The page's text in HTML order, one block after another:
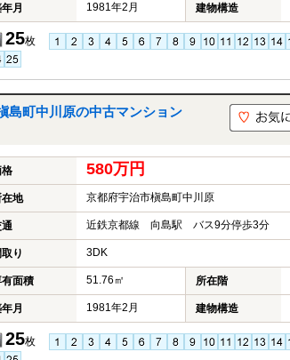
月 1981年2月 建物構造
25枚
島町中川原の中古マンション
580万円
在地 京都府宇治市槇島町中川原
近鉄京都線 向島駅 バス9分停歩3分
取り 3DK
面積 51.76㎡ 所在階
月 1981年2月 建物構造
25枚